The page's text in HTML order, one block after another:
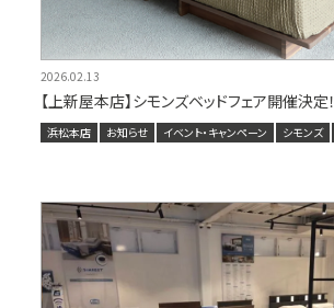
2026.02.13
【上新屋本店】シモンズベッドフェア開催決定！
浜松本店 お知らせ イベント・キャンペーン シモンズ